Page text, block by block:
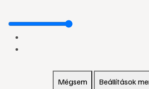
Mégsem Beállítások